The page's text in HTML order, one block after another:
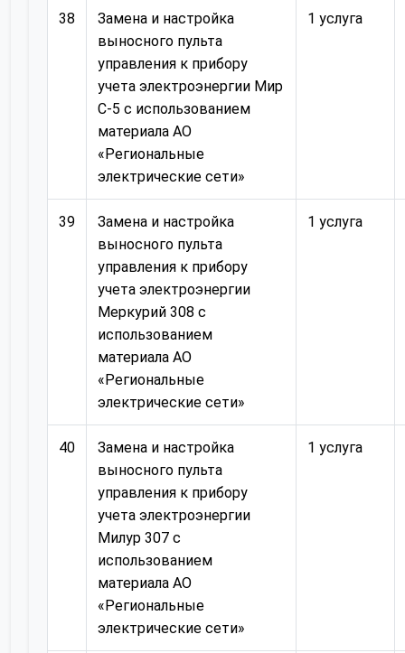
38
Замена и настройка
выносного пульта
управления к прибору
учета электроэнергии Мир
С-5 с использованием
материала АО
«Региональные
электрические сети»
1 услуга
39
Замена и настройка
выносного пульта
управления к прибору
учета электроэнергии
Меркурий 308 с
использованием
материала АО
«Региональные
электрические сети»
1 услуга
40
Замена и настройка
выносного пульта
управления к прибору
учета электроэнергии
Милур 307 с
использованием
материала АО
«Региональные
электрические сети»
1 услуга